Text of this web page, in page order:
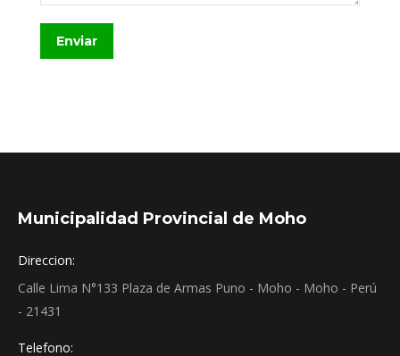
Enviar
Municipalidad Provincial de Moho
Direccion:
Calle Lima N°133 Plaza de Armas Puno - Moho - Moho - Perú
- 21431
Telefono: